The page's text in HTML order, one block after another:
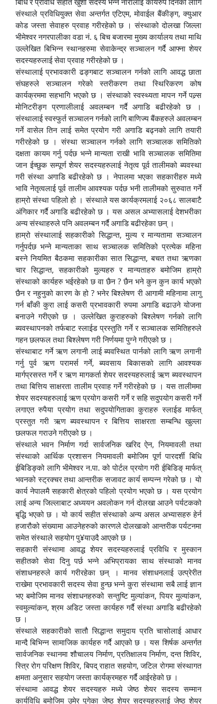
संस्थाले प्रविधियुक्त सेवा अन्तर्गत एटिएम, मोवाईल बैंकीङ्ग, क्युआर
कोड जस्ता सेवाहरु प्रवाह गरीरहेको छ । संस्थाको दोलखा जिल्ला
भीमेश्वर नगरपालीका वडा नं. ६ बिच बजारमा मुख्य कार्यालय तथा माथि
उल्लेखित बिभिन्न स्थानहरुमा सेवाकेन्द्र सञ्चालन गर्दै आफ्ना शेयर
सदस्यहरुलाई सेवा प्रवाह गरीरहेको छ ।
संस्थालाई प्रभावकारी ढङ्गबाट सञ्चालन गर्नको लागि आवद्ध छाता
संघहरुले सञ्चालन गरेको स्तरीकरण तथा स्थिरिकरण कोष
कार्यक्रममा सहभागि भएको छ । संस्थाको स्वस्थ्यता मापन गर्ने पल्र्स
मोनिटरीङ्ग प्रणालीलाई अवलम्बन गर्दै अगाडि बढीरहेको छ ।
संस्थालाई स्वस्फुर्त सञ्चालन गर्नको लागि बाणिज्य बैंकहरुले अवलम्बन
गर्ने वासेल तिन लाई समेत प्रयोग गरी अगाडि बढ्नको लागि तयारी
गरीरहेको छ । संस्था सञ्चालन गर्नको लागि सञ्चालक समितिको
दक्षता कायम गर्नु पर्दछ भन्ने मान्यता राखी भावि सञ्चालक समितिमा
जान ईच्छुक सम्पूर्ण शेयर सदस्यहरुलाई नेतृत्व पूर्व तालीमको ब्यवस्था
गरी संस्था अगाडि बढीरहेको छ । नेपालमा भएका सहकारीहरु मध्ये
भावि नेतृत्वलाई पूर्व तालीम आवश्यक पर्दछ भनी तालीमको सुरुवात गर्ने
हाम्रो संस्था पहिलो हो । संस्थाले यस कार्यक्रमलाई २०६८ सालबाटै
अंगिकार गर्दै अगाडि बढीरहेको छ । यस असल अभ्यासलाई देशभरीका
अन्य संस्थाहरुले पनि अवलम्बन गर्दै अगाडि बढीरहेका छन् ।
हाम्रो संस्थालाई सहकारीको सिद्धान्त, मुल्य र मान्यतामा सञ्चालन
गर्नुपर्दछ भन्ने मान्यताका साथ सञ्चालक समितिको प्रत्येक महिना
बस्ने नियमित बैठकमा सहकारीका सात सिद्धान्त, बचत तथा ऋणका
चार सिद्धान्त, सहकारीको मुल्यहरु र मान्यताहरु बमोजिम हाम्रो
संस्थाको कार्यहरु भईरहेको छ वा छैन ? छैन भने कुन कुन कार्य भएको
छैन र नहुनुको कारण के हो ? भनेर बिश्लेषण री आगामी महिनामा लागु
गर्न बाँकी कुरा लाई कसरी प्रभावकारी रुपमा अगाडि बढाउने योजना
बनाउने गरीएको छ । उल्लेखित कुराहरुको बिश्लेषण गर्नको लागि
ब्यवस्थापनको तर्फबाट स्लाईड प्रस्तुति गर्ने र सञ्चालक समितिहरुले
गहन छलफल तथा बिश्लेषण गरी निर्णयमा पुग्ने गरीएको छ ।
संस्थाबाट गर्ने ऋण लगानी लाई ब्यवस्थित पार्नको लागि ऋण लगानी
गर्नु पुर्व ऋण परामर्स गर्ने, ब्यवसाय बिकासको लागि आवश्यक
मार्गप्रसस्त गर्ने र ऋण मागकर्ता शेयर सदस्यहरुलाई ऋण ब्यवस्थापन
तथा बित्तिय साक्षरता तालीम प्रवाह गर्ने गरीरहेको छ । यस तालीममा
शेयर सदस्यहरुलाई ऋण प्रयोग कसरी गर्ने र सहि सदुपयोग कसरी गर्ने
लगाएत रुपैया प्रयोग तथा सदुपयोगिताका कुराहरु स्लाईड मार्फत्
प्रस्तुत गरी ऋण ब्यवस्थापन र बित्तिय साक्षरता सम्बन्धि खुल्ला
छलफल गराउने गरीएको छ ।
संस्थाले भवन निर्माण गर्दा सार्वजनिक खरिद ऐन, नियमावली तथा
संस्थाको आर्थिक प्रशासन नियमावली बमोजिम पूर्ण पारदर्शी बिधि
ईबिडिङ्को लागि भीमेश्वर न.पा. को पोर्टल प्रयोग गरी ईबिडिङ् मार्फत्
भवनको स्ट्रक्चर तथा आन्तरीक सजावट कार्य सम्पन्न गरेको छ । यो
कार्य नेपालमै सहकारी क्षेत्रको पहिलो प्रयोग भएको छ । यस प्रयोग
लाई अन्य जिल्लाबाट अध्ययन अवलोकन गर्न दोलखा आउने पर्यटकको
बृद्धि भएको छ । यो कार्य सहीत संस्थाको अन्य असल अभ्यासहरु हेर्न
हजारौको संख्यामा आउनेहरुको कारणले दोलखाको आन्तरीक पर्यटनमा
समेत संस्थाले सहयोग पु¥याउदै आएको छ ।
सहकारी संस्थामा आवद्ध शेयर सदस्यहरुलाई प्रविधि र मुस्कान
सहीतको सेवा दिनु पर्छ भन्ने अभिप्रायका साथ संस्थाको मानव
संशाधनहरुले कार्य गरीरहेका छन् । मानव संशाधनलाई उत्प्रेरीत
राखेमा प्रभावकारी सदस्य सेवा हुन्छ भन्ने कुरा संस्थामा सबै लाई ज्ञान
भए बमोजिम मानव संशाधनहरुको सन्तुष्टि मुल्यांकन, पियर मुल्यांकन,
स्वमुल्यांकन, श्रम अडिट जस्ता कार्यहरु गर्दै संस्था अगाडि बढीरहेको
छ ।
संस्थाले सहकारीको सातौ सिद्धान्त समुदाय प्रति चासोलाई आधार
मान्दै बिभिन्न सामाजिक कार्यहरु गर्दै आएको छ । यस शिर्षक अन्तर्गत
सार्वजनिक स्थानमा शौचालय निर्माण, प्रतिक्षालय निर्माण, दन्त शिविर,
स्त्रि रोग परिक्षण शिविर, बिपद् राहात सहयोग, जटिल रोगमा संस्थागत
क्षमता अनुसार सहयोग जस्ता कार्यक्रमहरु गर्दै आईरहेको छ ।
संस्थामा आवद्ध शेयर सदस्यहरु मध्ये जेष्ठ शेयर सदस्य सम्मान
कार्यविधि बमोजिम उमेर पुगेका जेष्ठ शेयर सदस्यहरुलाई जेष्ठ शेयर